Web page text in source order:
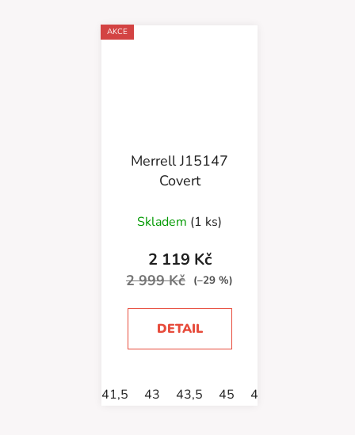
AKCE
Merrell J15147
Covert
Skladem (1 ks)
2 119 Kč
2 999 Kč (–29 %)
DETAIL
41,5 43 43,5 45 46